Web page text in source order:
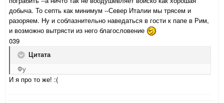
добыча. То септь как минимум --Север Италии мы трясем и
разоряем. Ну и соблазнительно наведаться в гости к папе в Рим,
и возможно вытрясти из него благословение
039
Цитата
Фу
И я про то же! :(